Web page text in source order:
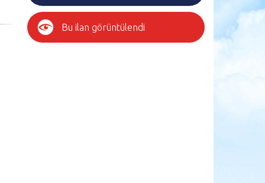
Bu ilan görüntülendi